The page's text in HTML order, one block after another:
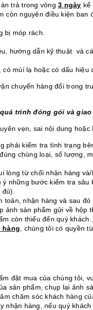
trả trong vòng 3 ngày kể
còn nguyên điều kiện
bị móp rách.
hướng dẫn kỹ thuật và
mùi lạ hoặc có dấu hiệu
chuyển hàng đổi trong
trình đóng gói và giao
vẹn, sai nội dung hoặc
phải kiểm tra tình trạng
chủng loại, số lượng,
lòng từ chối nhận hàng
những bước kiểm tra
nhận hàng và sau
ảnh sản phẩm gửi về
còn thiếu đến quý khách…
hàng , chúng tôi có quyền
đặt mua của chúng tôi,
sản phẩm, chụp lại ảnh
chăm sóc khách hàng
nhận hàng, nếu quý